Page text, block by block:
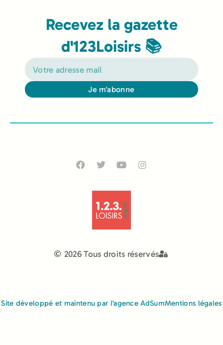
Recevez la gazette
d'123Loisirs 📚
Je m'abonne
2026 Tous droits réservés
Site développé et maintenu par l'agence AdSumMentions légales